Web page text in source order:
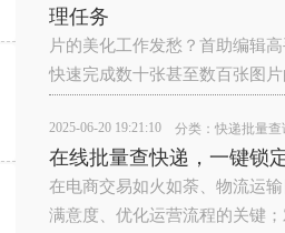
理任务
片的美化工作发愁？首助编辑
快速完成数十张甚至数百张图
2025-06-20 19:21:10 分类： 快递批量查
在线批量查快递，一键锁
在电商交易如火如荼、物流运
满意度、优化运营流程的关键